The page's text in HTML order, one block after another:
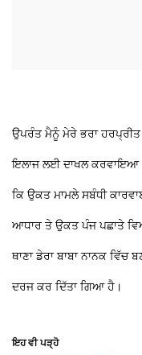
ਉਪਰੰਤ ਮੈਨੂੰ ਮੇਰੇ ਭਰਾ ਹਰਪ੍ਰੀਤ
ਇਲਾਜ ਲਈ ਦਾਖਲ
ਕਿ ਉਕਤ ਮਾਮਲੇ ਸਬੰਧੀ
ਆਧਾਰ ਤੇ ਉਕਤ ਪੰਜ ਪਛਾਤੇ
ਥਾਣਾ ਡੇਰਾ ਬਾਬਾ ਨਾਨਕ
ਦਰਜ ਕਰ ਦਿੱਤਾ ਗਿਆ ਹੈ।
ਇਹ ਵੀ ਪੜ੍ਹੋ